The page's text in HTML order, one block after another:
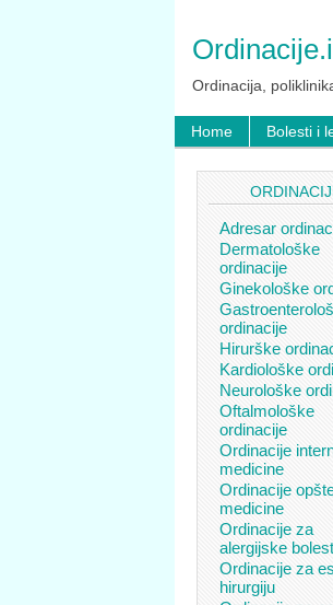
Ordinacija,
Home Bolesti i
Adresar
Dermatološke
ordinacije
Ginekološke
ordinacije
Hirurške
Kardiološke
Neurološke
Oftalmološke
ordinacije
Ordinacije
medicine
Ordinacije
medicine
Ordinacije za
alergijske
Ordinacije za
hirurgiju